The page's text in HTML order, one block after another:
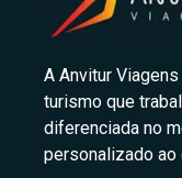
A Anvitur
turismo que
diferenciada no
personalizado ao